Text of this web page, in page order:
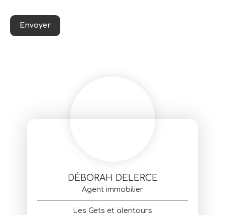
Envoyer
DÉBORAH DELERCE
Agent immobilier
Les Gets et alentours